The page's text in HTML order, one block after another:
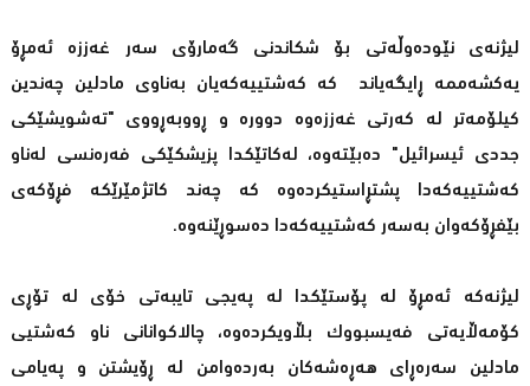
لیژنەی نێودەوڵەتی بۆ شکاندنی گەمارۆی سەر غەززە ئەمڕۆ
یەکشەممە ڕایگەیاند کە کەشتییەکەیان بەناوی مادلین چەندین
کیلۆمەتر لە کەرتی غەززەوە دوورە و ڕووبەڕووی "ته‌شویشێكی
جددی ئیسرائیل" دەبێتەوە، لەکاتێکدا پزیشکێکی فەرەنسی لەناو
کەشتییەکەدا پشتڕاستیکردەوە کە چەند کاتژمێرێکە فڕۆکەی
بێفڕۆکەوان بەسەر کەشتییەکەدا دەسوڕێنەوە.
لیژنەکە ئەمڕۆ لە پۆستێکدا لە پەیجی تایبەتی خۆی لە تۆڕی
کۆمەڵایەتی فەیسبووک بڵاویکردەوە، چالاکوانانی ناو کەشتیی
مادلین سەرەڕای هەڕەشەکان بەردەوامن لە ڕۆیشتن و پەیامی